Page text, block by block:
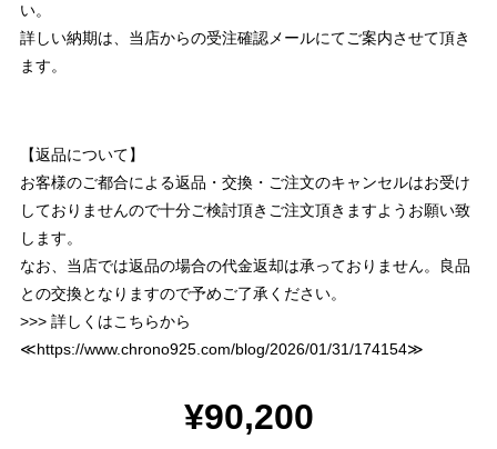
い。
詳しい納期は、当店からの受注確認メールにてご案内させて頂き
ます。
【返品について】
お客様のご都合による返品・交換・ご注文のキャンセルはお受け
しておりませんので十分ご検討頂きご注文頂きますようお願い致
します。
なお、当店では返品の場合の代金返却は承っておりません。良品
との交換となりますので予めご了承ください。
>>> 詳しくはこちらから
≪https://www.chrono925.com/blog/2026/01/31/174154≫
¥90,200